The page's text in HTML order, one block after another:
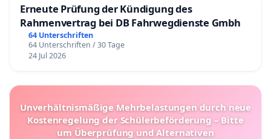
Erneute Prüfung der Kündigung des
Rahmenvertrag bei DB Fahrwegdienste Gmbh
64 Unterschriften
64 Unterschriften / 30 Tage
24 Jul 2026
Unverhältnismäßige Mehrbelastungen durch neue
Kostenregelung der Schülerbeförderung – Bitte
um Überprüfung und Alternativen